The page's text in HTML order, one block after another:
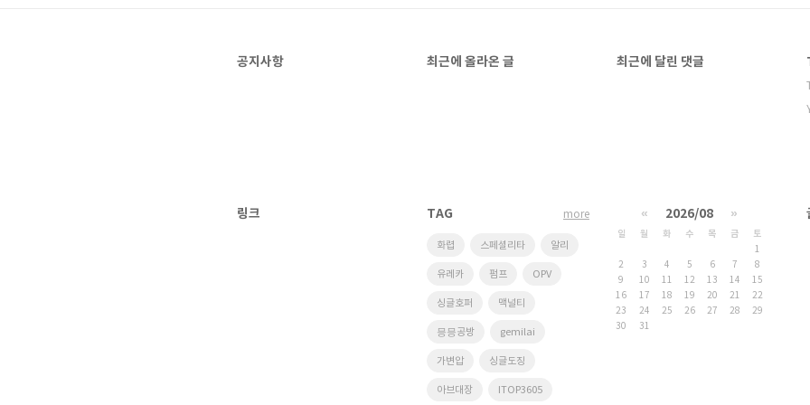
공지사항 최근에 올라온 글 최근에 달린 댓글
링크 TAG
화렵 스페셜리타 알리
유레카 펌프 OPV
싱글호퍼 맥널티
믕믕공방 gemilai
가변압 싱글도징
아브대장 ITOP3605
more « 2026/08 »
일 월 화 수 목 금
토
1
2
3 4 5 6 7
8
9
10 11 12 13 14
15
16
17 18 19 20 21
22
23
24 25 26 27 28
29
30
31